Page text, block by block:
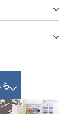
ら